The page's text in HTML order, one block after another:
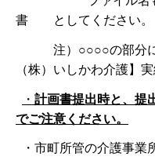
書 としてください。
注）○○○○の部分に
（株）いしかわ介護】
・ 計画書提出時と、提
でご注意ください。
・市町所管の介護事業